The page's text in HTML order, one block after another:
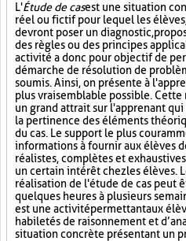
L'Étude de casest une situation
réel ou fictif pour lequel les
devront poser un diagnostic,
des règles ou des principes
activité a donc pour objectif de
démarche de résolution de
soumis. Ainsi, on présente à
plus vraisemblable possible.
un grand attrait sur l'apprenant
la pertinence des éléments
du cas. Le support le plus
informations à fournir aux élèves
réalistes, complètes et
un certain intérêt chez les élèves.
réalisation de l'étude de cas peut
quelques heures à plusieurs
est une activité permettant aux
habiletés de raisonnement et
situation concrète présentant un